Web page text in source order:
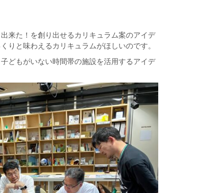
来た！を創り出せるカリキュラム案のアイデ
りと味わえるカリキュラムがほしいのです。
どもがいない時間帯の施設を活用するアイデ